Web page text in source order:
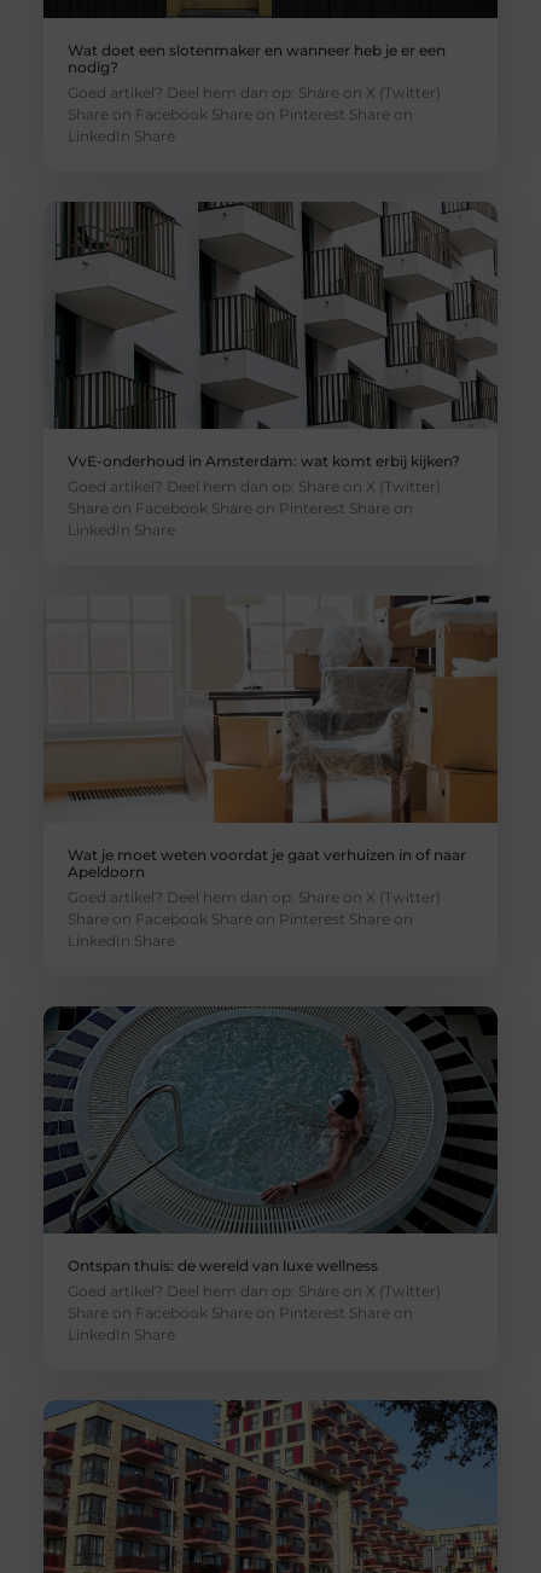
Wat doet een slotenmaker en wanneer heb je er een
nodig?
Goed artikel? Deel hem dan op: Share on X (Twitter)
Share on Facebook Share on Pinterest Share on
LinkedIn Share
VvE-onderhoud in Amsterdam: wat komt erbij kijken?
Goed artikel? Deel hem dan op: Share on X (Twitter)
Share on Facebook Share on Pinterest Share on
LinkedIn Share
Wat je moet weten voordat je gaat verhuizen in of naar
Apeldoorn
Goed artikel? Deel hem dan op: Share on X (Twitter)
Share on Facebook Share on Pinterest Share on
LinkedIn Share
Ontspan thuis: de wereld van luxe wellness
Goed artikel? Deel hem dan op: Share on X (Twitter)
Share on Facebook Share on Pinterest Share on
LinkedIn Share